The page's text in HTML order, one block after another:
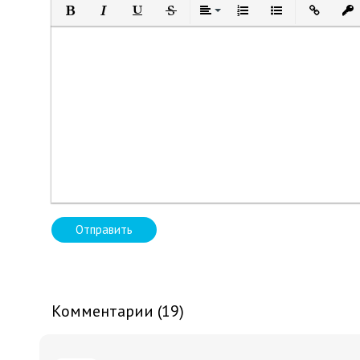
Полужирный
КурсивПодчеркнутый
ЗачеркнутыйВыравнивание
Нумерованный список
Маркированный
Вставить
Отправить
Комментарии (19)